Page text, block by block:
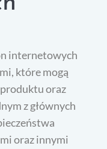
internetowych
które mogą
produktu oraz
z głównych
oraz innymi